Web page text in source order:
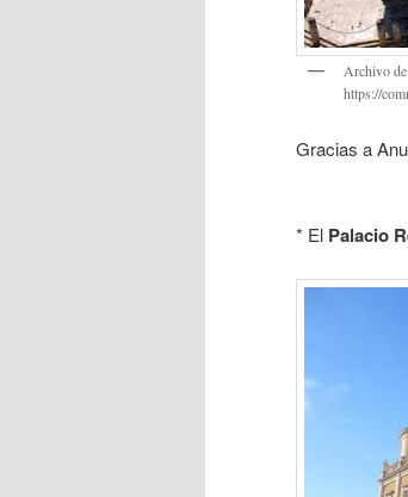
Archivo
https://
Gracias a
* El Palacio